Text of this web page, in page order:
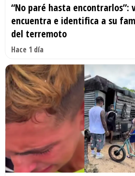
“No paré hasta encontrarlos”:
encuentra e identifica a su
del terremoto
Hace 1 día